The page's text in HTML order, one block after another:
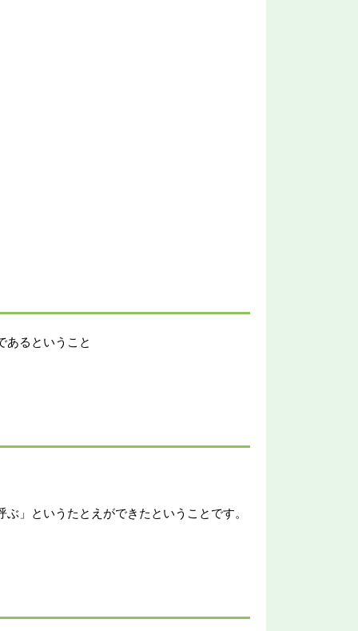
あるということ
」というたとえができたということです。